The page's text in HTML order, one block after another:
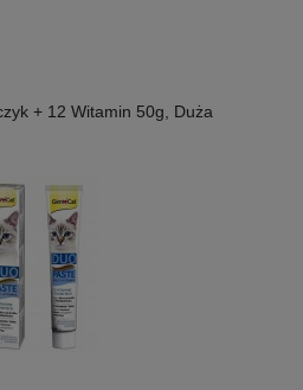
+ 12 Witamin 50g, Duża